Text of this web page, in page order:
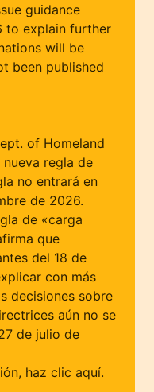
guidance
to explain further
will be
been published
of Homeland
regla de
no entrará en
de 2026.
de «carga
que
del 18 de
con más
decisiones sobre
aún no se
de julio de
haz clic aquí.